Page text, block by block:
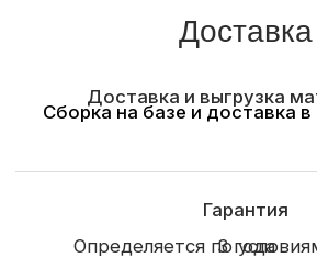
Россия, Калининград, пос. Шоссейное,
(конец ул. Суворова)
Каркасные и СИП дома